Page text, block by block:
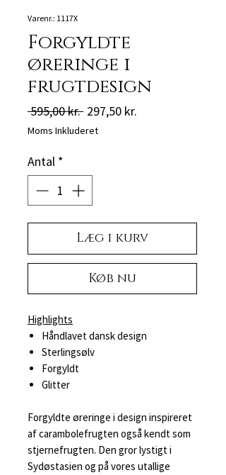
Varenr.: 1117X
Forgyldte
øreringe i
frugtdesign
595,00 kr. Regulær
pris
297,50 kr.
Moms Inkluderet
Antal *
Læg i kurv
Køb nu
Highlights
Håndlavet dansk design
Sterlingsølv
Forgyldt
Glitter
Forgyldte øreringe i design inspireret
af carambolefrugten også kendt som
stjernefrugten. Den gror lystigt i
Sydøstasien og på vores utallige